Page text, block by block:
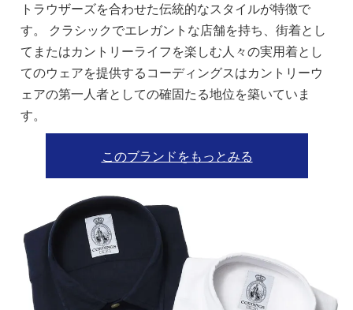
トラウザーズを合わせた伝統的なスタイルが特徴で
す。 クラシックでエレガントな店舗を持ち、街着とし
てまたはカントリーライフを楽しむ人々の実用着とし
てのウェアを提供するコーディングスはカントリーウ
ェアの第一人者としての確固たる地位を築いていま
す。
このブランドをもっとみる